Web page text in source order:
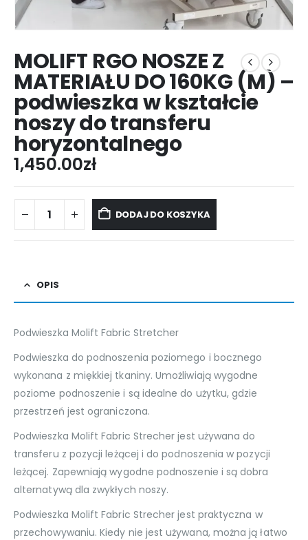
MOLIFT RGO NOSZE Z
MATERIAŁU DO 160KG (M) –
podwieszka w kształcie
noszy do transferu
horyzontalnego
1,450.00zł
DODAJ DO KOSZYKA
OPIS
Podwieszka Molift Fabric Stretcher
Podwieszka do podnoszenia poziomego i bocznego
wykonana z miękkiej tkaniny. Umożliwiają wygodne
poziome podnoszenie i są idealne do użytku, gdzie
przestrzeń jest ograniczona.
Podwieszka Molift Fabric Strecher jest używana do
transferu z pozycji leżącej i do podnoszenia w pozycji
leżącej. Zapewniają wygodne podnoszenie i są dobra
alternatywą dla zwykłych noszy.
Podwieszka Molift Fabric Strecher jest praktyczna w
przechowywaniu. Kiedy nie jest używana, można ją łatwo